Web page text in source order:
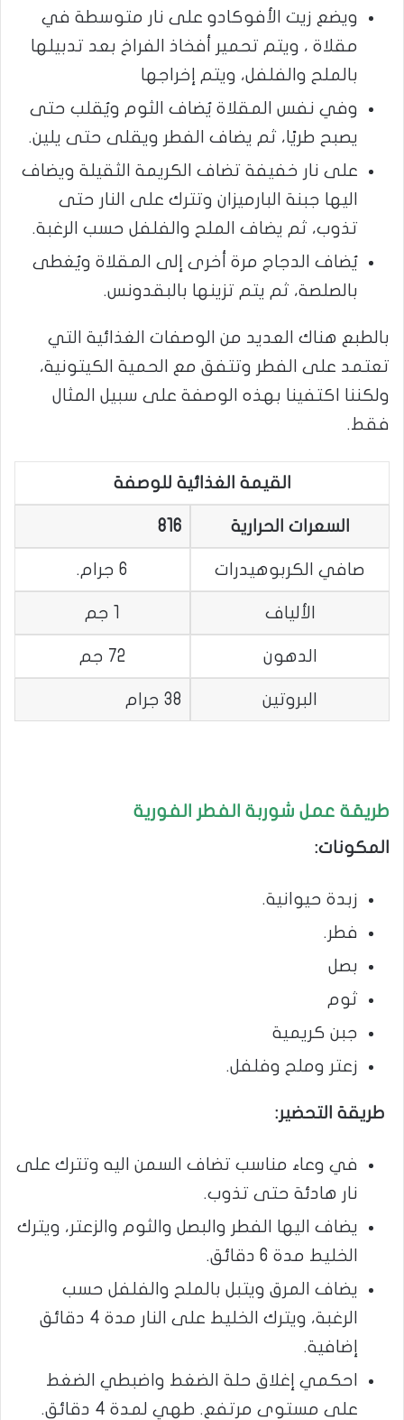
ويضع زيت الأفوكادو على نار متوسطة في
مقلاة ، ويتم تحمير أفخاذ الفراخ بعد تدبيلها
بالملح والفلفل، ويتم إخراجها
وفي نفس المقلاة يُضاف الثوم ويُقلب حتى
يصبح طريًا، ثم يضاف الفطر ويقلى حتى يلين.
على نار خفيفة تضاف الكريمة الثقيلة ويضاف
اليها جبنة البارميزان وتترك على النار حتى
تذوب، ثم يضاف الملح والفلفل حسب الرغبة.
يُضاف الدجاج مرة أخرى إلى المقلاة ويُغطى
بالصلصة، ثم يتم تزينها بالبقدونس.
بالطبع هناك العديد من الوصفات الغذائية التي
تعتمد على الفطر وتتفق مع الحمية الكيتونية،
ولكننا اكتفينا بهذه الوصفة على سبيل المثال
فقط.
القيمة الغذائية للوصفة
السعرات الحرارية 816
صافي الكربوهيدرات 6 جرام.
الألياف
الدهون 72 جم
البروتين 38 جرام
طريقة عمل شوربة الفطر الفورية
المكونات:
زبدة حيوانية.
فطر.
بصل
ثوم
جبن كريمية
زعتر وملح وفلفل.
طريقة التحضير:
في وعاء مناسب تضاف السمن اليه وتترك على
نار هادئة حتى تذوب.
يضاف اليها الفطر والبصل والثوم والزعتر، ويترك
الخليط مدة 6 دقائق.
يضاف المرق ويتبل بالملح والفلفل حسب
الرغبة، ويترك الخليط على النار مدة 4 دقائق
إضافية.
احكمي إغلاق حلة الضغط واضبطي الضغط
على مستوى مرتفع. طهي لمدة 4 دقائق.